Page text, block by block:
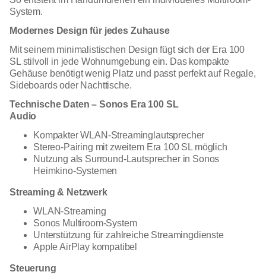
System.
Modernes Design für jedes Zuhause
Mit seinem minimalistischen Design fügt sich der Era 100
SL stilvoll in jede Wohnumgebung ein. Das kompakte
Gehäuse benötigt wenig Platz und passt perfekt auf Regale,
Sideboards oder Nachttische.
Technische Daten – Sonos Era 100 SL
Audio
Kompakter WLAN-Streaminglautsprecher
Stereo-Pairing mit zweitem Era 100 SL möglich
Nutzung als Surround-Lautsprecher in Sonos
Heimkino-Systemen
Streaming & Netzwerk
WLAN-Streaming
Sonos Multiroom-System
Unterstützung für zahlreiche Streamingdienste
Apple AirPlay kompatibel
Steuerung